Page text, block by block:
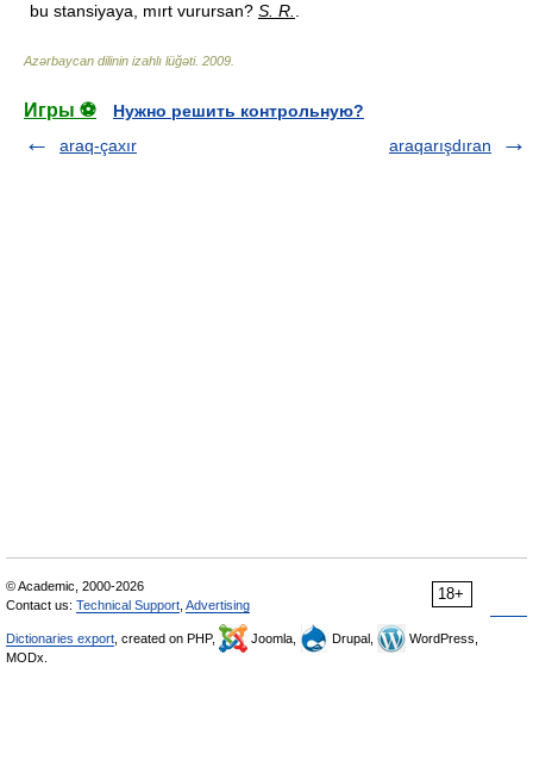
bu stansiyaya, mırt vurursan? S. R.
Azərbaycan dilinin izahlı lüğəti. 2009
Игры ⚽
Нужно решить контрольную?
araq-çaxır
araqarışdıran
18+
© Academic, 2000-2026
Contact us: Technical Support Advertising
Dictionaries export , created on PHP, Joomla, Drupal,
WordPress,
MODx.